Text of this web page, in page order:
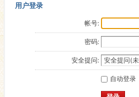
用户登录
帐号:
密码:
安全提问:
自动登录